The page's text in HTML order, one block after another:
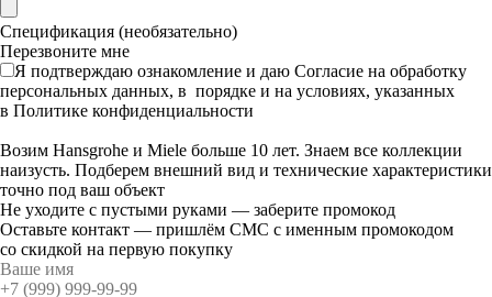
Спецификация (необязательно)
Я подтверждаю ознакомление и даю Согласие на обработку
персональных данных, в порядке и на условиях, указанных
в Политике конфиденциальности
Возим Hansgrohe и Miele больше 10 лет. Знаем все коллекции
наизусть. Подберем внешний вид и технические характеристики
точно под ваш объект
Не уходите с пустыми руками — заберите промокод
Оставьте контакт — пришлём СМС с именным промокодом
со скидкой на первую покупку